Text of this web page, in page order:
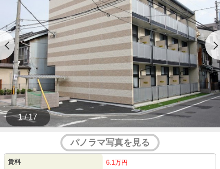
1 / 17
パノラマ写真を見る
賃料 6.1万円